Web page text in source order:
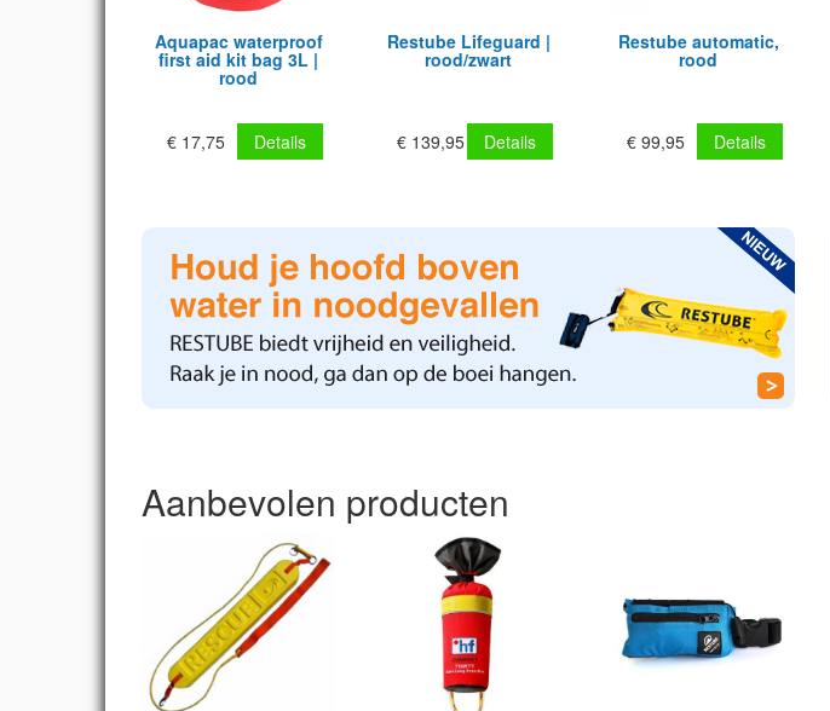
Aquapac waterproof
first aid kit bag 3L |
rood
€ 17,75 Details
Restube Lifeguard |
rood/zwart
€ 139,95 Details
Restube automatic,
rood
€ 99,95 Details
Aanbevolen producten